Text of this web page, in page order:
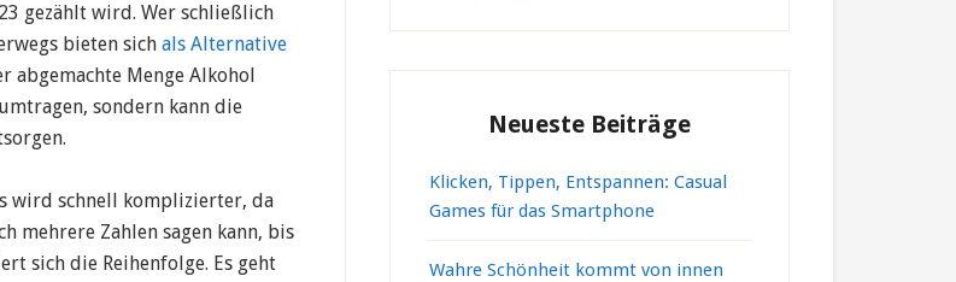
gezählt wird. Wer schließlich
bieten sich als Alternative
abgemachte Menge Alkohol
sondern kann die
wird schnell komplizierter, da
mehrere Zahlen sagen kann, bis
sich die Reihenfolge. Es geht
Neueste Beiträge
Klicken, Tippen, Entspannen: Casual
Games für das Smartphone
Wahre Schönheit kommt von innen